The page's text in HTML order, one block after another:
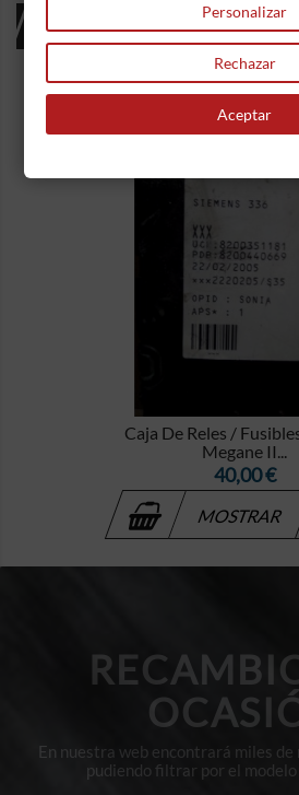
16 OTROS
Caja De Reles /
Megane II...
Precio
40,00 €
MOSTRAR
En nuestra web encontrará miles de
pudiendo filtrar por el modelo
Personalizar
Rechazar
Aceptar